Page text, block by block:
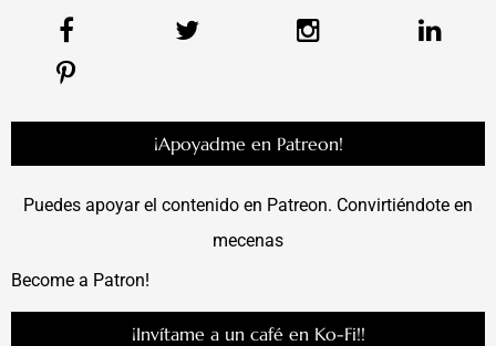
¡Apoyadme en Patreon!
Puedes apoyar el contenido en Patreon. Convirtiéndote en
mecenas
Become a Patron!
¡Invítame a un café en Ko-Fi!!